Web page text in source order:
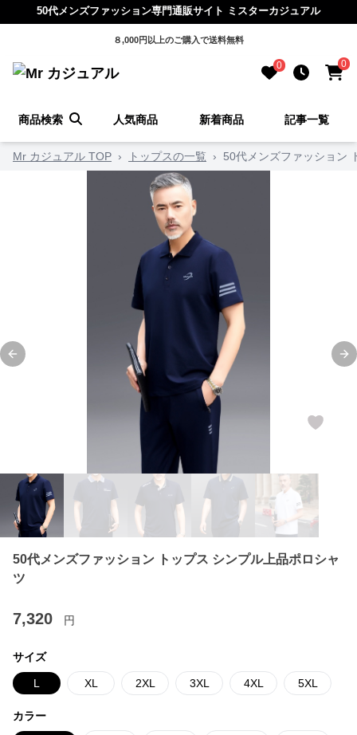
50代メンズファッション専門通販サイト ミスターカジュアル
８,000円以上のご購入で送料無料
0 0
商品検索 人気商品 新着商品 記事一覧
Mr カジュアル TOP › トップスの一覧 › 50代メンズファッション
Previous slide
50代メンズファッション トップス シンプル上品ポロシャ
ツ
7,320 円
サイズ
L XL 2XL 3XL 4XL 5XL
カラー